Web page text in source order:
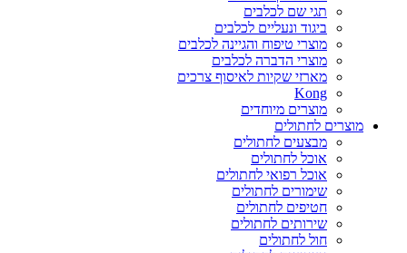
תגי שם לכלבים
ביגוד ונעליים לכלבים
מוצרי טיפוח והגיינה לכלבים
מוצרי הדברה לכלבים
מארזי שקיות לאיסוף צרכים
Kong
מוצרים מיוחדים
מוצרים לחתולים
מבצעים לחתולים
אוכל לחתולים
אוכל רפואי לחתולים
שימורים לחתולים
חטיפים לחתולים
שירותים לחתולים
חול לחתולים